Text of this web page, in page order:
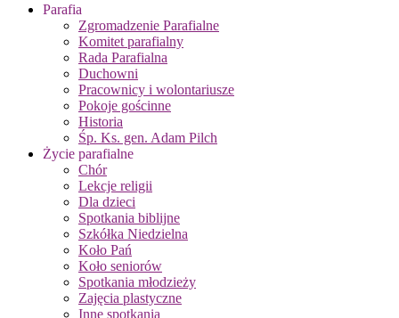
Parafia
Zgromadzenie Parafialne
Komitet parafialny
Rada Parafialna
Duchowni
Pracownicy i wolontariusze
Pokoje gościnne
Historia
Śp. Ks. gen. Adam Pilch
Życie parafialne
Chór
Lekcje religii
Dla dzieci
Spotkania biblijne
Szkółka Niedzielna
Koło Pań
Koło seniorów
Spotkania młodzieży
Zajęcia plastyczne
Inne spotkania